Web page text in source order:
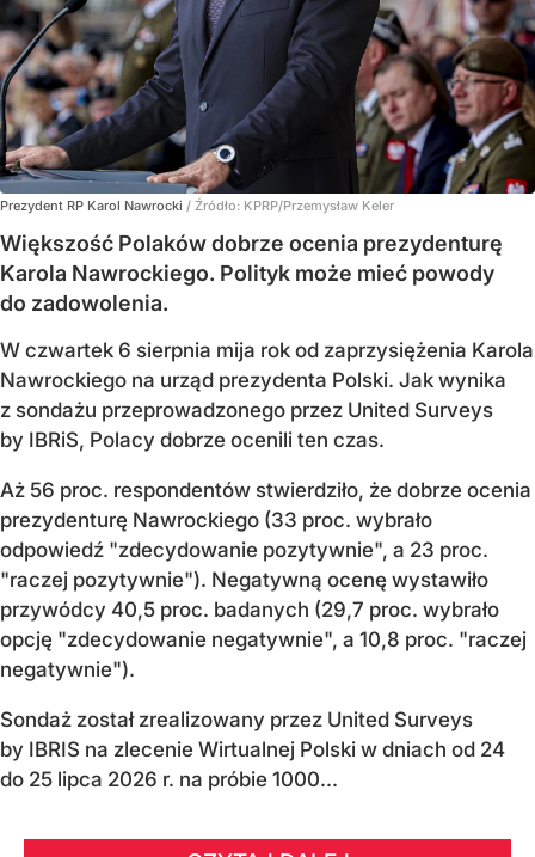
Prezydent RP Karol Nawrocki / Źródło: KPRP/Przemysław Keler
Większość Polaków dobrze ocenia prezydenturę
Karola Nawrockiego. Polityk może mieć powody
do zadowolenia.
W czwartek 6 sierpnia mija rok od zaprzysiężenia Karola
Nawrockiego na urząd prezydenta Polski. Jak wynika
z sondażu przeprowadzonego przez United Surveys
by IBRiS, Polacy dobrze ocenili ten czas.
Aż 56 proc. respondentów stwierdziło, że dobrze ocenia
prezydenturę Nawrockiego (33 proc. wybrało
odpowiedź "zdecydowanie pozytywnie", a 23 proc.
"raczej pozytywnie"). Negatywną ocenę wystawiło
przywódcy 40,5 proc. badanych (29,7 proc. wybrało
opcję "zdecydowanie negatywnie", a 10,8 proc. "raczej
negatywnie").
Sondaż został zrealizowany przez United Surveys
by IBRIS na zlecenie Wirtualnej Polski w dniach od 24
do 25 lipca 2026 r. na próbie 1000...